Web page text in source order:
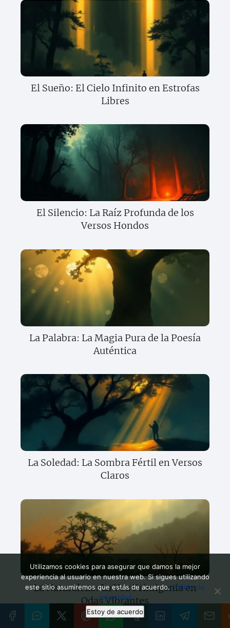
El Sueño: El Cielo Infinito en Estrofas
Libres
El Silencio: La Raíz Profunda de los
Versos Hondos
La Palabra: La Magia Pura de la Poesía
Auténtica
La Soledad: La Sombra Fértil en Versos
Claros
La Naturaleza: La Voz Primigenia en
Odas Vibrantes
Utilizamos cookies para asegurar que damos la mejor
experiencia al usuario en nuestra web. Si sigues utilizando
este sitio asumiremos que estás de acuerdo.Política de
privacidad
Estoy de acuerdo